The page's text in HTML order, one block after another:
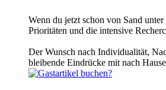
Wenn du jetzt schon von Sand
Prioritäten und die intensive
Der Wunsch nach Individualität,
bleibende Eindrücke mit nach